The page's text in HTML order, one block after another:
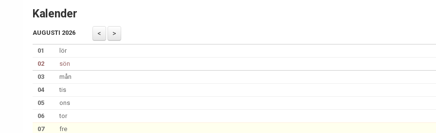
Kalender
AUGUSTI 2026
01
lör
02
sön
03
mån
04
tis
05
ons
06
tor
07
fre